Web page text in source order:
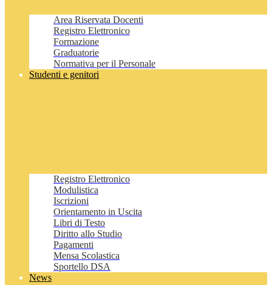
Area Riservata Docenti
Registro Elettronico
Formazione
Graduatorie
Normativa per il Personale
Studenti e genitori
Registro Elettronico
Modulistica
Iscrizioni
Orientamento in Uscita
Libri di Testo
Diritto allo Studio
Pagamenti
Mensa Scolastica
Sportello DSA
News